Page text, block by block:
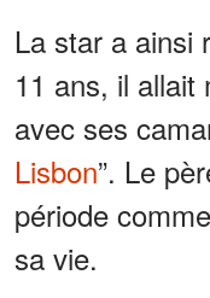
La star a ainsi
11 ans, il allait
avec ses
Lisbon”. Le
période
sa vie.